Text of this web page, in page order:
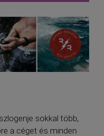
sokkal több,
a céget és minden